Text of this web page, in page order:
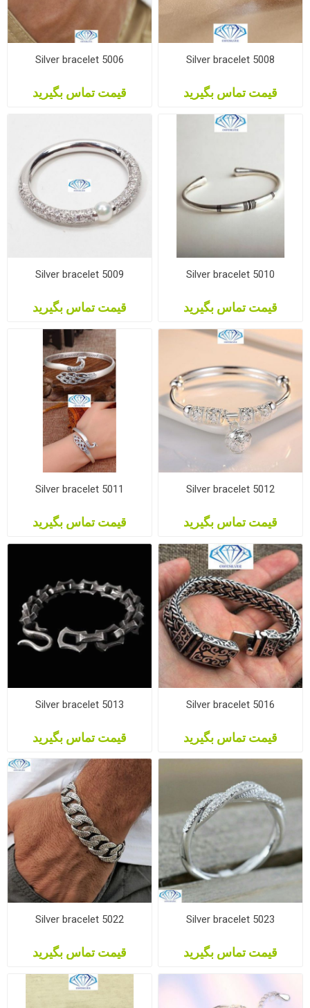
Silver bracelet 5006
قیمت تماس بگیرید
Silver bracelet 5008
قیمت تماس بگیرید
Silver bracelet 5009
قیمت تماس بگیرید
Silver bracelet 5010
قیمت تماس بگیرید
Silver bracelet 5011
قیمت تماس بگیرید
Silver bracelet 5012
قیمت تماس بگیرید
Silver bracelet 5013
قیمت تماس بگیرید
Silver bracelet 5016
قیمت تماس بگیرید
Silver bracelet 5022
قیمت تماس بگیرید
Silver bracelet 5023
قیمت تماس بگیرید